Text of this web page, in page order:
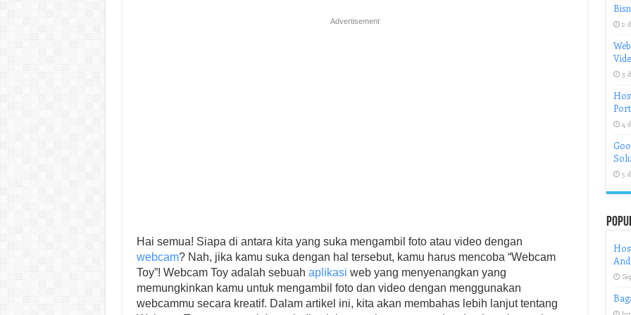
Advertisement
Hai semua! Siapa di antara kita yang suka mengambil foto atau video dengan
webcam? Nah, jika kamu suka dengan hal tersebut, kamu harus mencoba “Webcam
Toy”! Webcam Toy adalah sebuah aplikasi web yang menyenangkan yang
memungkinkan kamu untuk mengambil foto dan video dengan menggunakan
webcammu secara kreatif. Dalam artikel ini, kita akan membahas lebih lanjut tentang
2
3
4
5